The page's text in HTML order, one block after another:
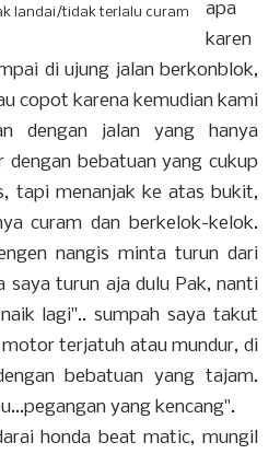
landai/tidak terlalu curam
apa
karen
di ujung jalan berkonblok,
copot karena kemudian kami
dengan jalan yang hanya
bebatuan yang cukup
tapi menanjak ke atas bukit,
curam dan berkelok-kelok.
nangis minta turun dari
saya turun aja dulu Pak, nanti
lagi".. sumpah saya takut
terjatuh atau mundur, di
bebatuan yang tajam.
yang kencang".
honda beat matic, mungil